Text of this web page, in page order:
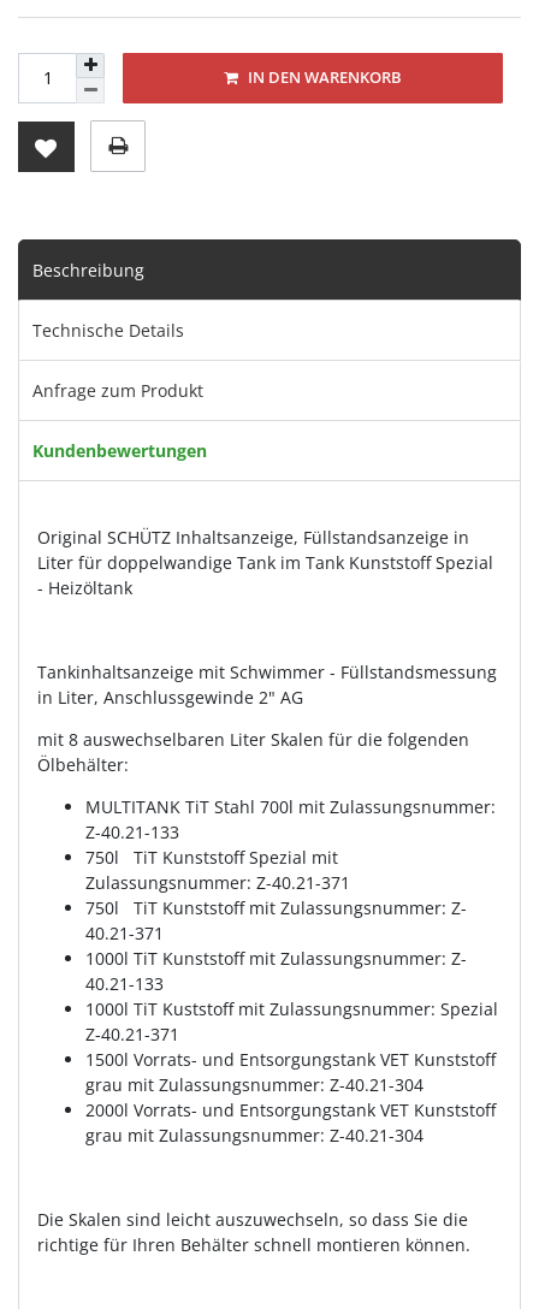
IN DEN WARENKORB
Beschreibung
Technische Details
Anfrage zum Produkt
Kundenbewertungen
Original SCHÜTZ Inhaltsanzeige, Füllstandsanzeige in
Liter für doppelwandige Tank im Tank Kunststoff Spezial
- Heizöltank
Tankinhaltsanzeige mit Schwimmer - Füllstandsmessung
in Liter, Anschlussgewinde 2" AG
mit 8 auswechselbaren Liter Skalen für die folgenden
Ölbehälter:
MULTITANK TiT Stahl 700l mit Zulassungsnummer:
Z-40.21-133
750l TiT Kunststoff Spezial mit
Zulassungsnummer: Z-40.21-371
750l TiT Kunststoff mit Zulassungsnummer: Z-
40.21-371
1000l TiT Kunststoff mit Zulassungsnummer: Z-
40.21-133
1000l TiT Kuststoff mit Zulassungsnummer: Spezial
Z-40.21-371
1500l Vorrats- und Entsorgungstank VET Kunststoff
grau mit Zulassungsnummer: Z-40.21-304
2000l Vorrats- und Entsorgungstank VET Kunststoff
grau mit Zulassungsnummer: Z-40.21-304
Die Skalen sind leicht auszuwechseln, so dass Sie die
richtige für Ihren Behälter schnell montieren können.